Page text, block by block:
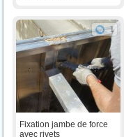
1
Fixation jambe de force
avec rivets